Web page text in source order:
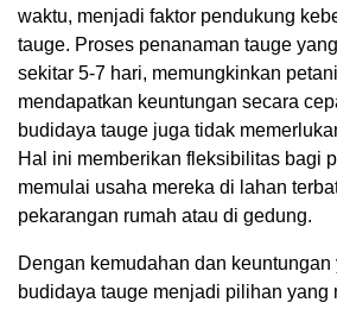
waktu, menjadi faktor pendukung
tauge. Proses penanaman tauge
sekitar 5-7 hari, memungkinkan
mendapatkan keuntungan secara
budidaya tauge juga tidak
Hal ini memberikan fleksibilitas bagi
memulai usaha mereka di lahan
pekarangan rumah atau di gedung.
Dengan kemudahan dan keuntungan
budidaya tauge menjadi pilihan yang